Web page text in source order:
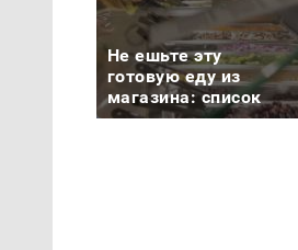
Не ешьте эту
готовую еду из
магазина: список